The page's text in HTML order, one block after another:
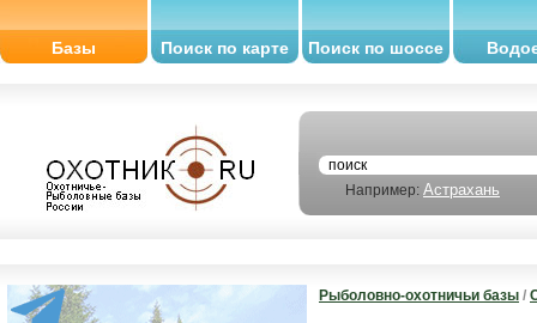
Базы Поиск по карте Поиск по шоссе
Например: Астрахань
Рыболовно-охотничьи базы /